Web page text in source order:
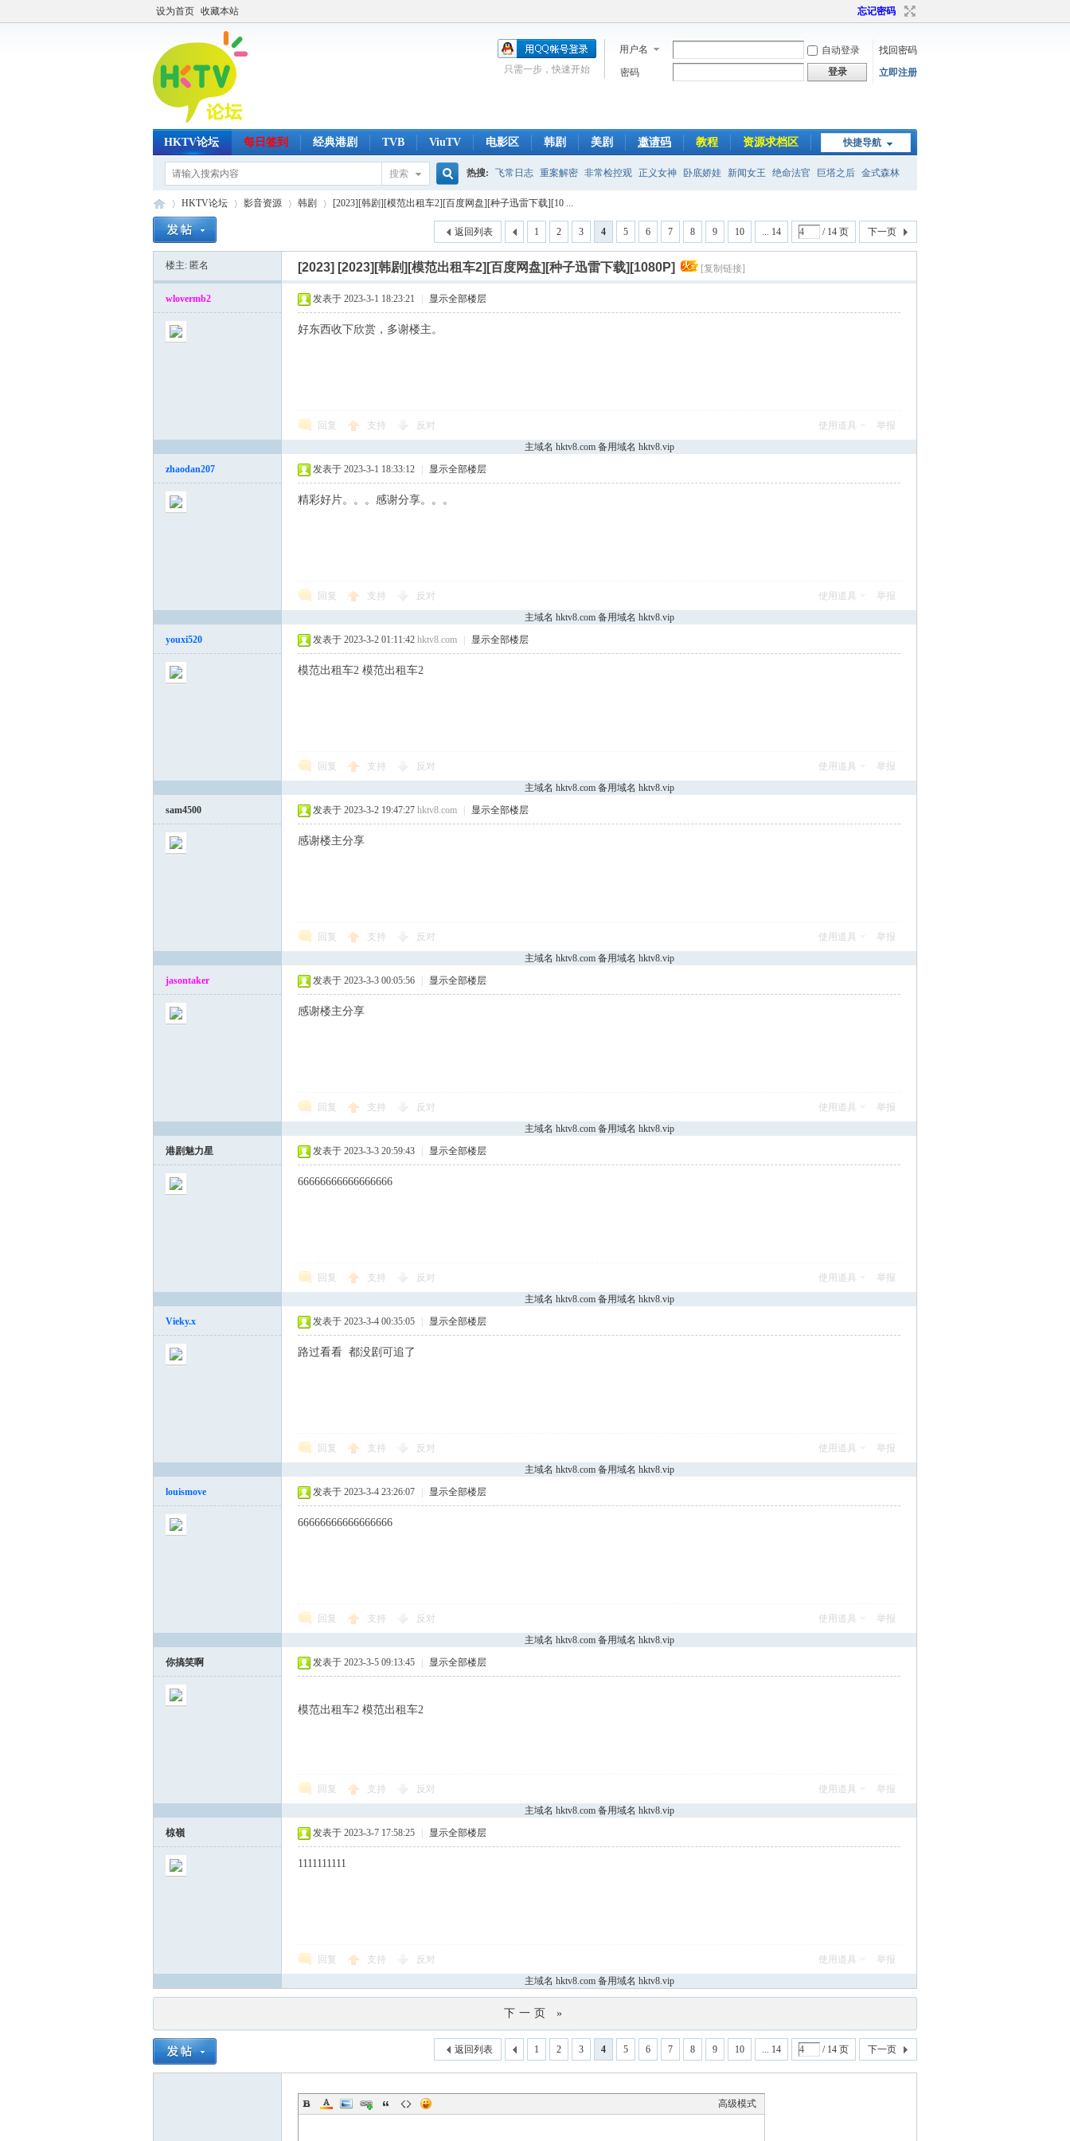
设为首页 收藏本站 忘记密码
用户名 自动登录
找回密码
密码
登录 立即注册
只需一步，快速开始
快捷导航
HKTV论坛 每日签到 经典港剧 TVB ViuTV 电影区 韩剧 美剧 邀请码 教程 资源求档区
搜索
搜
索
热搜: 飞常日志 重案解密 非常检控观 正义女神 卧底娇娃 新闻女王 绝命法官 巨塔之后 金式森林
侠医 光明大押 翻盘下半场
»
HKTV论坛 影音资源 韩剧
›
[2023][韩剧][模范出租车2][百度网盘][种子迅雷下载][10 ...
1 2 3 4 5 6 7 8 9 10 ... 14 / 14 页 下一页
返回列表
楼主: 匿名 [2023] [2023][韩剧][模范出租车2][百度网盘][种子迅雷下载][1080P] [复制链接]
wlovermb2 发表于 2023-3-1 18:23:21 显示全部楼层
好东西收下欣赏，多谢楼主。
回复 支持 反对 使用道具
举报
主域名 hktv8.com 备用域名 hktv8.vip
zhaodan207
发表于 2023-3-1 18:33:12 显示全部楼层
精彩好片。。。感谢分享。。。
回复 支持 反对 使用道具
举报
主域名 hktv8.com 备用域名 hktv8.vip
youxi520
发表于 2023-3-2 01:11:42 hktv8.com 显示全部楼层
模范出租车2 模范出租车2
回复 支持 反对 使用道具
举报
主域名 hktv8.com 备用域名 hktv8.vip
sam4500
发表于 2023-3-2 19:47:27 hktv8.com 显示全部楼层
感谢楼主分享
回复 支持 反对 使用道具
举报
主域名 hktv8.com 备用域名 hktv8.vip
jasontaker
发表于 2023-3-3 00:05:56 显示全部楼层
感谢楼主分享
回复 支持 反对 使用道具
举报
主域名 hktv8.com 备用域名 hktv8.vip
港剧魅力星
发表于 2023-3-3 20:59:43 显示全部楼层
66666666666666666
回复 支持 反对 使用道具
举报
主域名 hktv8.com 备用域名 hktv8.vip
Vieky.x
发表于 2023-3-4 00:35:05 显示全部楼层
路过看看 都没剧可追了
回复 支持 反对 使用道具
举报
主域名 hktv8.com 备用域名 hktv8.vip
louismove
发表于 2023-3-4 23:26:07 显示全部楼层
66666666666666666
回复 支持 反对 使用道具
举报
主域名 hktv8.com 备用域名 hktv8.vip
你搞笑啊
发表于 2023-3-5 09:13:45 显示全部楼层
模范出租车2 模范出租车2
回复 支持 反对 使用道具
举报
主域名 hktv8.com 备用域名 hktv8.vip
椋嶺
发表于 2023-3-7 17:58:25 显示全部楼层
1111111111
回复 支持 反对 使用道具
举报
主域名 hktv8.com 备用域名 hktv8.vip
下一页 »
1 2 3 4 5 6 7 8 9 10 ... 14 / 14 页 下一页
返回列表
高级模式